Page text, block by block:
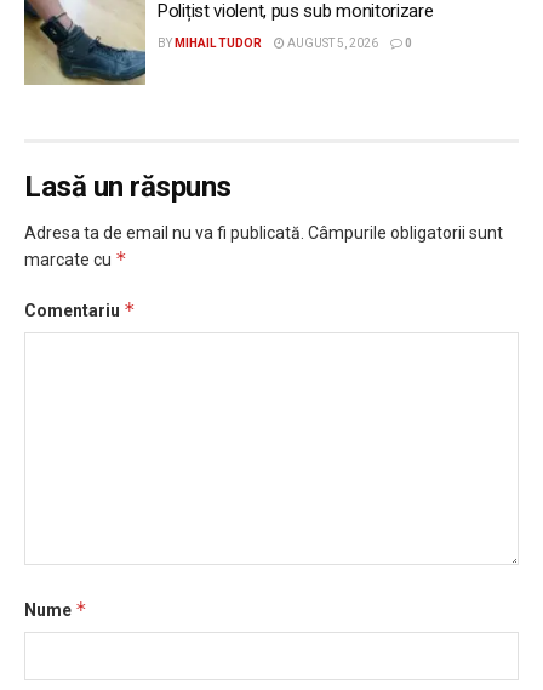
Polițist violent, pus sub monitorizare
BY MIHAIL TUDOR AUGUST 5, 2026 0
Lasă un răspuns
Adresa ta de email nu va fi publicată. Câmpurile obligatorii sunt
marcate cu *
Comentariu *
Nume *